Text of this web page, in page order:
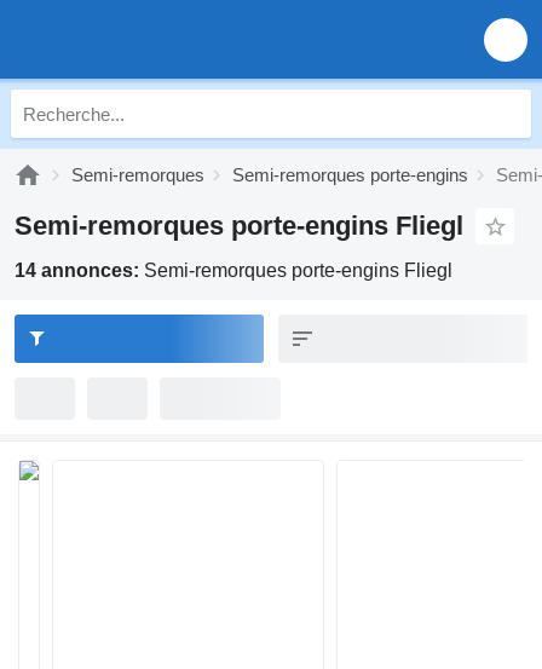
Semi-remorques Semi-remorques porte-engins
Semi-remorques porte-engins Fliegl
14 annonces: Semi-remorques porte-engins Fliegl